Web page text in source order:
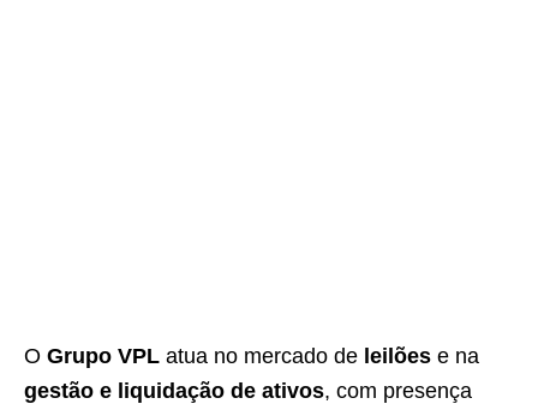
O Grupo VPL atua no mercado de leilões e na
gestão e liquidação de ativos, com presença